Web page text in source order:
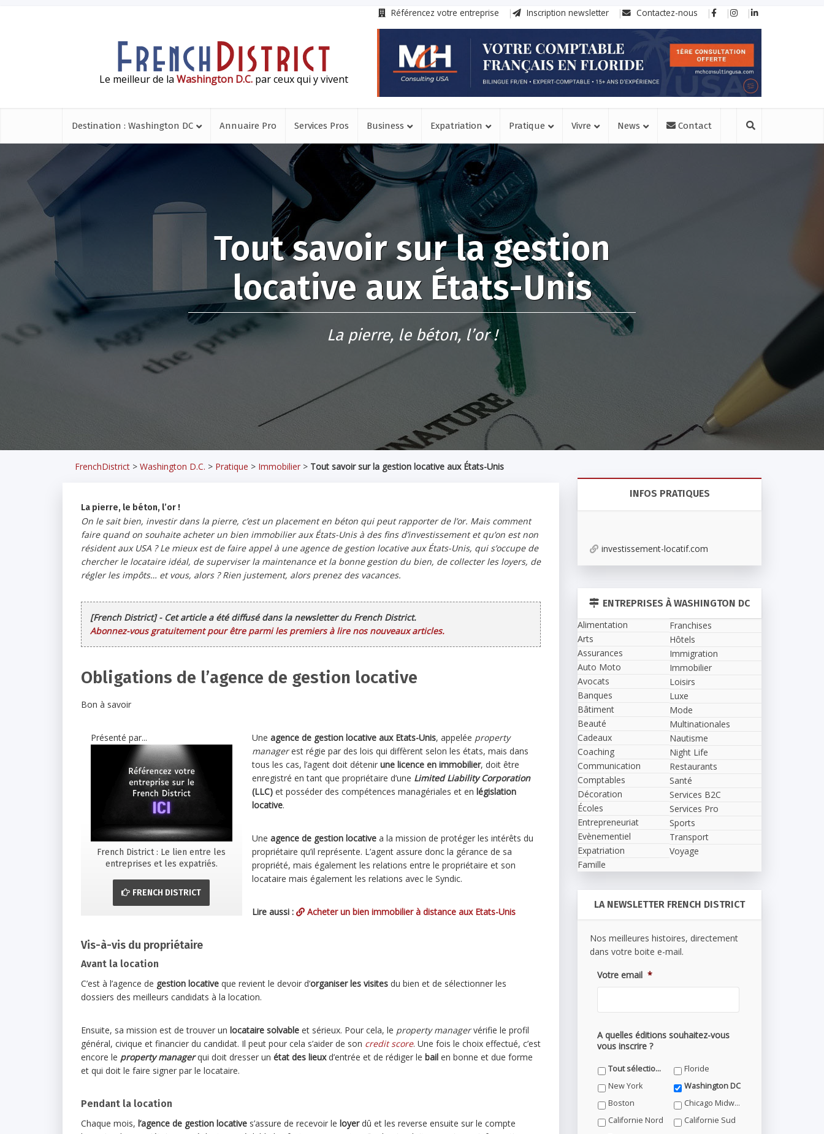
Référencez votre entreprise Inscription newsletter Contactez-nous
Le meilleur de la Washington D.C. par ceux qui y vivent
Destination : Washington DC Annuaire Pro Services Pros Business Expatriation Pratique Vivre News Contact
Tout savoir sur la gestion
locative aux États-Unis
La pierre, le béton, l’or !
FrenchDistrict > Washington D.C. > Pratique > Immobilier > Tout savoir sur la gestion locative aux États-Unis
La pierre, le béton, l’or !
On le sait bien, investir dans la pierre, c’est un placement en béton qui peut rapporter de l’or. Mais comment
faire quand on souhaite acheter un bien immobilier aux États-Unis à des fins d’investissement et qu’on est non
résident aux USA ? Le mieux est de faire appel à une agence de gestion locative aux États-Unis, qui s’occupe de
chercher le locataire idéal, de superviser la maintenance et la bonne gestion du bien, de collecter les loyers, de
régler les impôts… et vous, alors ? Rien justement, alors prenez des vacances.
[French District] - Cet article a été diffusé dans la newsletter du French District.
Abonnez-vous gratuitement pour être parmi les premiers à lire nos nouveaux articles.
Obligations de l’agence de gestion locative
Bon à savoir
Présenté par...
French District : Le lien entre les
entreprises et les expatriés.
FRENCH DISTRICT
Une agence de gestion locative aux Etats-Unis, appelée property
managerest régie par des lois qui diffèrent selon les états, mais dans
tous les cas, l’agent doit détenir une licence en immobilier, doit être
enregistré en tant que propriétaire d’une Limited Liability Corporation
(LLC)et posséder des compétences managériales et en législation
locative.
Une agence de gestion locativea la mission de protéger les intérêts du
propriétaire qu’il représente. L’agent assure donc la gérance de sa
propriété, mais également les relations entre le propriétaire et son
locataire mais également les relations avec le Syndic.
Lire aussi : Acheter un bien immobilier à distance aux Etats-Unis
Vis-à-vis du propriétaire
Avant la location
C’est à l’agence de gestion locative que revient le devoir d’organiser les visites du bien et de sélectionner les
dossiers des meilleurs candidats à la location.
Ensuite, sa mission est de trouver un locataire solvable et sérieux. Pour cela, le property managervérifie le profil
général, civique et financier du candidat. Il peut pour cela s’aider de son credit score. Une fois le choix effectué, c’est
encore le property managerqui doit dresser un état des lieuxd’entrée et de rédiger le bail en bonne et due forme
et qui doit le faire signer par le locataire.
Pendant la location
Chaque mois, l’agence de gestion locative s’assure de recevoir le loyerdû et les reverse ensuite sur le compte
INFOS PRATIQUES
investissement-locatif.com
ENTREPRISES À WASHINGTON DC
Alimentation
Arts
Assurances
Auto Moto
Avocats
Banques
Bâtiment
Beauté
Cadeaux
Coaching
Communication
Comptables
Décoration
Écoles
Entrepreneuriat
Evènementiel
Expatriation
Famille
Franchises
Hôtels
Immigration
Immobilier
Loisirs
Luxe
Mode
Multinationales
Nautisme
Night Life
Restaurants
Santé
Services B2C
Services Pro
Sports
Transport
Voyage
LA NEWSLETTER FRENCH DISTRICT
Nos meilleures histoires, directement
dans votre boite e-mail.
Votre email *
A quelles éditions souhaitez-vous
vous inscrire ?
Tout sélectionner
Floride
New York
Washington DC
Boston
Chicago Midwest
Californie Nord
Californie Sud